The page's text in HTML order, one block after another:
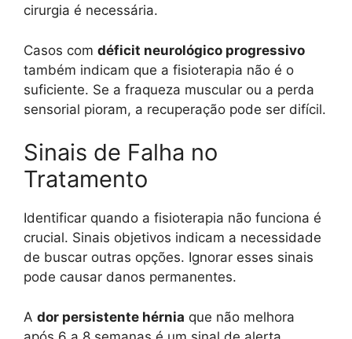
cirurgia é necessária.
Casos com déficit neurológico progressivo
também indicam que a fisioterapia não é o
suficiente. Se a fraqueza muscular ou a perda
sensorial pioram, a recuperação pode ser difícil.
Sinais de Falha no
Tratamento
Identificar quando a fisioterapia não funciona é
crucial. Sinais objetivos indicam a necessidade
de buscar outras opções. Ignorar esses sinais
pode causar danos permanentes.
A dor persistente hérnia que não melhora